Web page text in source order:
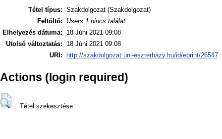
Tétel típus: Szakdolgozat (Szakdolgozat)
Feltöltő:
Users 1 nincs találat.
Elhelyezés dátuma:
18 Júni 2021 09:08
Utolsó változtatás:
18 Júni 2021 09:08
URI:
http://szakdolgozat.uni-eszterhazy.hu/id/eprint/26547
Actions (login required)
Tétel szekesztése